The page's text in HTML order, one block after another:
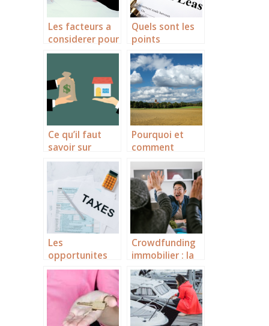
Les facteurs a
considerer pour
acheter un
Quels sont les
points
essentiels a
connaitre sur le
bail commercial
?
Ce qu’il faut
savoir sur
l’evaluation
immobiliere
Pourquoi et
comment
acheter un
terrain ?
Les
opportunites
de
defiscalisation
a La Rochelle a
saisir
Crowdfunding
immobilier : la
revolution du
financement
participatif
dans
l’immobilier